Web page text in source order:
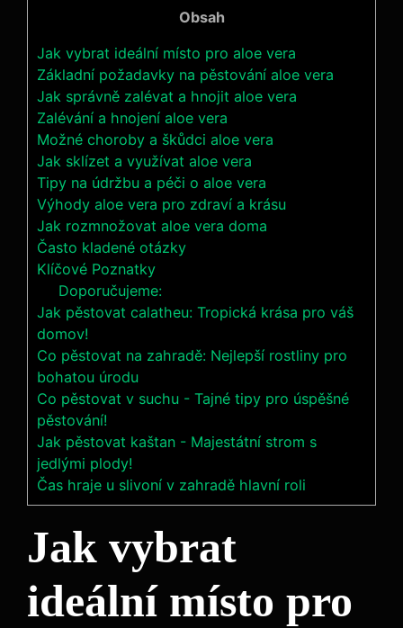
Obsah
Jak vybrat ideální místo pro aloe vera
Základní požadavky na pěstování aloe vera
Jak správně zalévat a hnojit aloe vera
Zalévání a hnojení aloe vera
Možné choroby a škůdci aloe vera
Jak sklízet a využívat aloe vera
Tipy na údržbu a péči o aloe vera
Výhody aloe vera pro zdraví a krásu
Jak rozmnožovat aloe vera doma
Často kladené otázky
Klíčové Poznatky
Doporučujeme:
Jak pěstovat calatheu: Tropická krása pro váš
domov!
Co pěstovat na zahradě: Nejlepší rostliny pro
bohatou úrodu
Co pěstovat v suchu - Tajné tipy pro úspěšné
pěstování!
Jak pěstovat kaštan - Majestátní strom s
jedlými plody!
Čas hraje u slivoní v zahradě hlavní roli
Jak vybrat
ideální místo pro